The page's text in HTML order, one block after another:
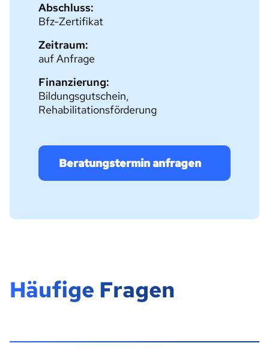
Abschluss:
Bfz-Zertifikat
Zeitraum:
auf Anfrage
Finanzierung:
Bildungsgutschein,
Rehabilitationsförderung
Beratungstermin anfragen
Häufige Fragen